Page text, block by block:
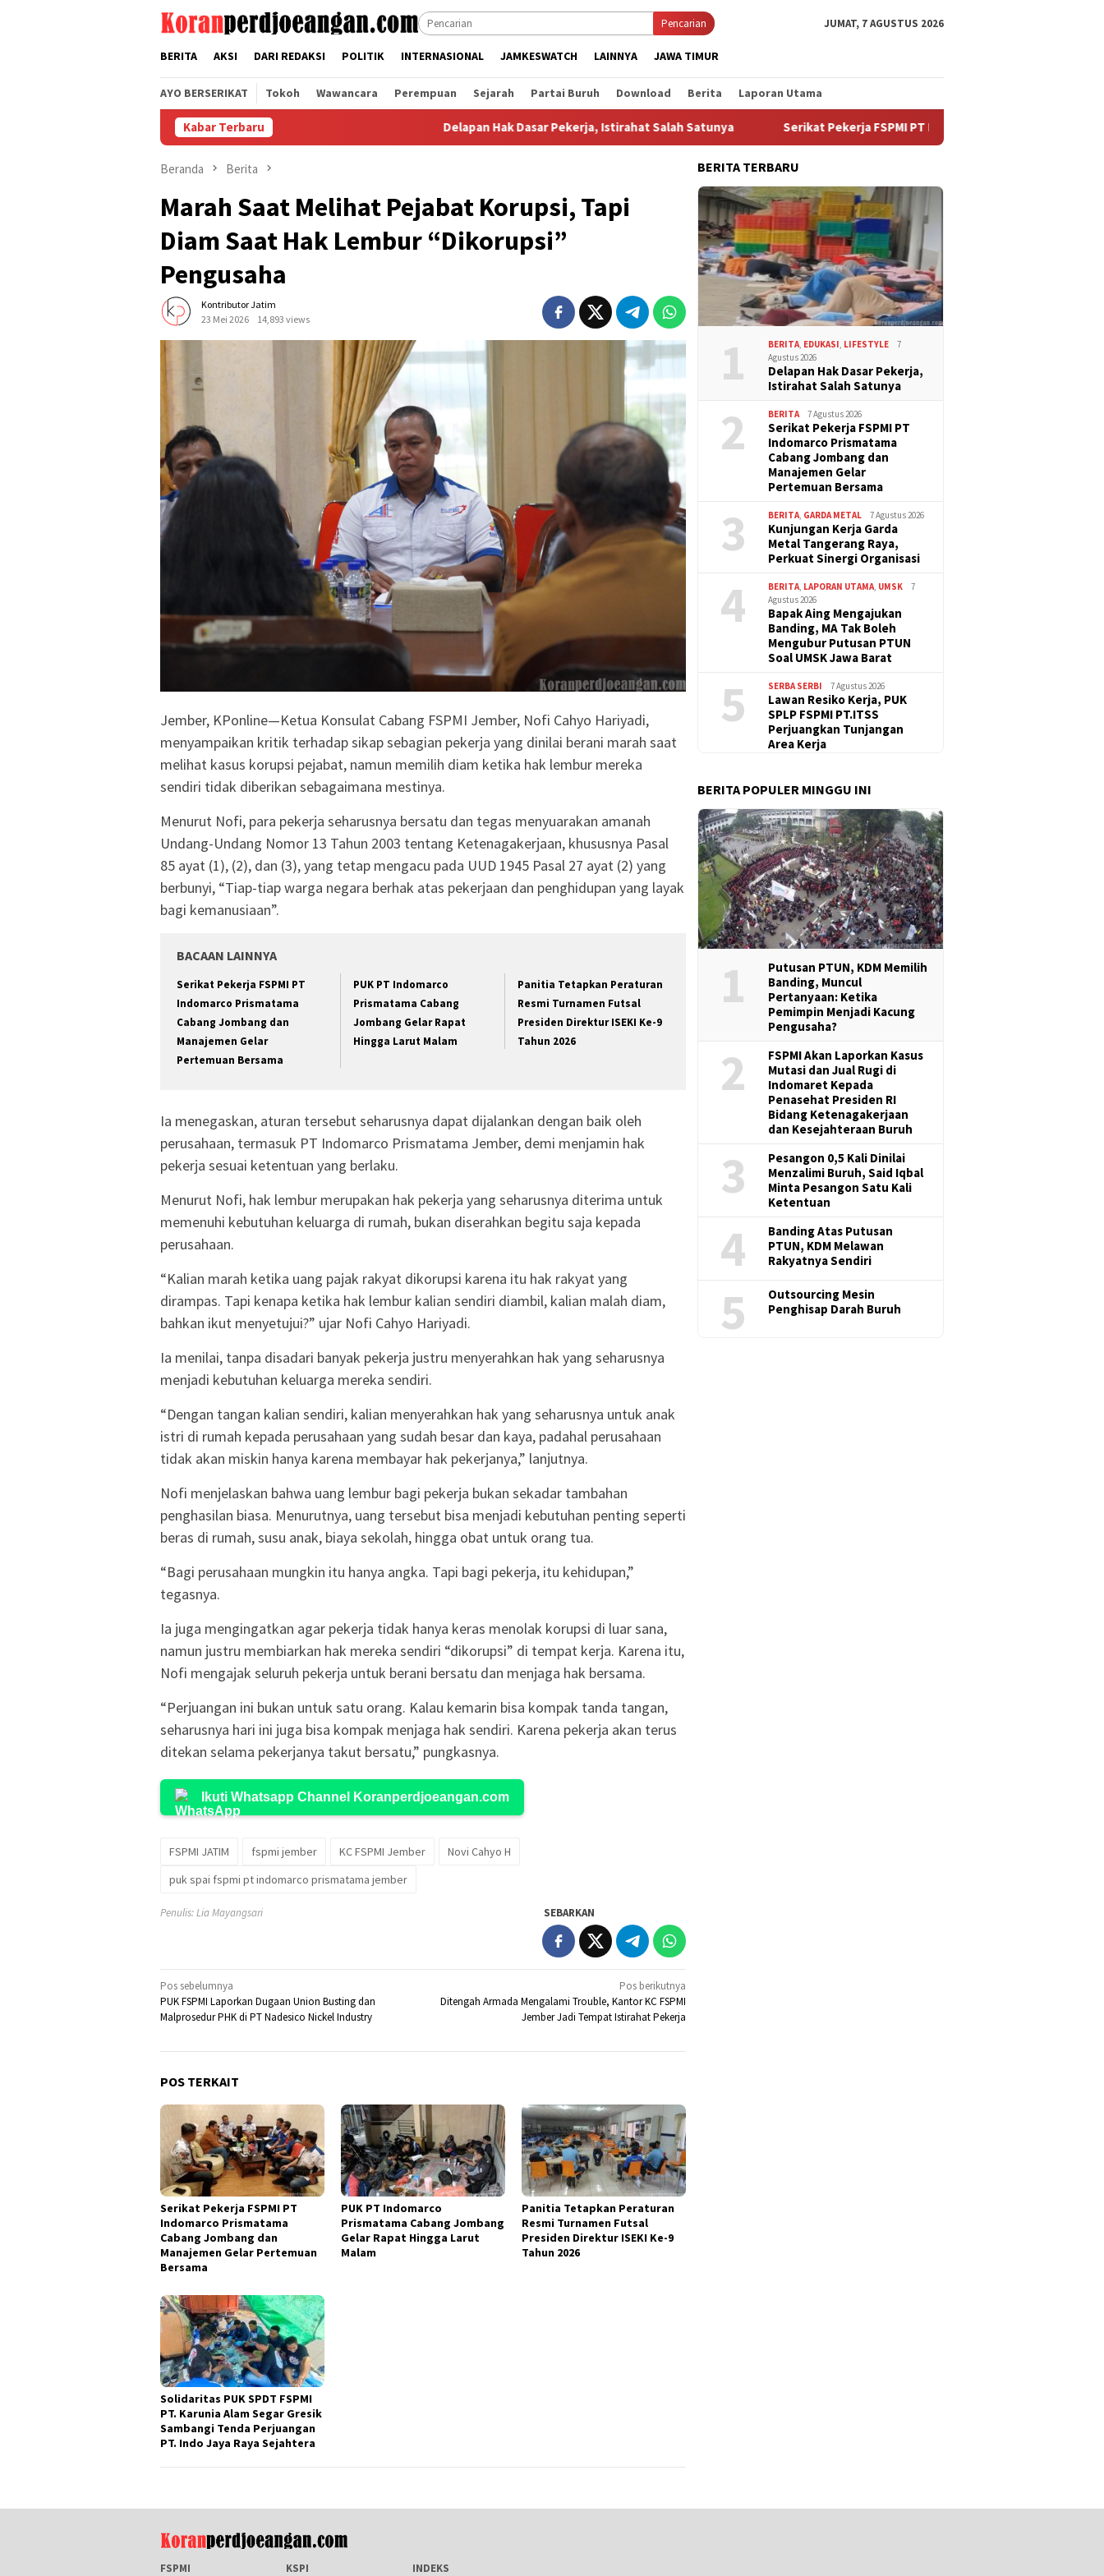
Pencarian JUMAT, 7 AGUSTUS 2026
BERITA AKSI DARI REDAKSI POLITIK INTERNASIONAL JAMKESWATCH LAINNYA JAWA TIMUR
AYO BERSERIKAT Tokoh Wawancara Perempuan Sejarah Partai Buruh Download Berita Laporan Utama
Kabar Terbaru Delapan Hak Dasar Pekerja, Istirahat Salah Satunya Serikat Pekerja FSPMI PT Indomarco Prismatama Cabang Jombang
Beranda Berita
Marah Saat Melihat Pejabat Korupsi, Tapi
Diam Saat Hak Lembur “Dikorupsi”
Pengusaha
Kontributor Jatim
23 Mei 2026
14,893 views
Jember, KPonline—Ketua Konsulat Cabang FSPMI Jember, Nofi Cahyo Hariyadi,
menyampaikan kritik terhadap sikap sebagian pekerja yang dinilai berani marah saat
melihat kasus korupsi pejabat, namun memilih diam ketika hak lembur mereka
sendiri tidak diberikan sebagaimana mestinya.
Menurut Nofi, para pekerja seharusnya bersatu dan tegas menyuarakan amanah
Undang-Undang Nomor 13 Tahun 2003 tentang Ketenagakerjaan, khususnya Pasal
85 ayat (1), (2), dan (3), yang tetap mengacu pada UUD 1945 Pasal 27 ayat (2) yang
berbunyi, “Tiap-tiap warga negara berhak atas pekerjaan dan penghidupan yang layak
bagi kemanusiaan”.
BACAAN LAINNYA
Serikat Pekerja FSPMI PT
Indomarco Prismatama
Cabang Jombang dan
Manajemen Gelar
Pertemuan Bersama
PUK PT Indomarco
Prismatama Cabang
Jombang Gelar Rapat
Hingga Larut Malam
Panitia Tetapkan Peraturan
Resmi Turnamen Futsal
Presiden Direktur ISEKI Ke-9
Tahun 2026
Ia menegaskan, aturan tersebut seharusnya dapat dijalankan dengan baik oleh
perusahaan, termasuk PT Indomarco Prismatama Jember, demi menjamin hak
pekerja sesuai ketentuan yang berlaku.
Menurut Nofi, hak lembur merupakan hak pekerja yang seharusnya diterima untuk
memenuhi kebutuhan keluarga di rumah, bukan diserahkan begitu saja kepada
perusahaan.
“Kalian marah ketika uang pajak rakyat dikorupsi karena itu hak rakyat yang
dirampas. Tapi kenapa ketika hak lembur kalian sendiri diambil, kalian malah diam,
bahkan ikut menyetujui?” ujar Nofi Cahyo Hariyadi.
Ia menilai, tanpa disadari banyak pekerja justru menyerahkan hak yang seharusnya
menjadi kebutuhan keluarga mereka sendiri.
“Dengan tangan kalian sendiri, kalian menyerahkan hak yang seharusnya untuk anak
istri di rumah kepada perusahaan yang sudah besar dan kaya, padahal perusahaan
tidak akan miskin hanya karena membayar hak pekerjanya,” lanjutnya.
Nofi menjelaskan bahwa uang lembur bagi pekerja bukan sekadar tambahan
penghasilan biasa. Menurutnya, uang tersebut bisa menjadi kebutuhan penting seperti
beras di rumah, susu anak, biaya sekolah, hingga obat untuk orang tua.
“Bagi perusahaan mungkin itu hanya angka. Tapi bagi pekerja, itu kehidupan,”
tegasnya.
Ia juga mengingatkan agar pekerja tidak hanya keras menolak korupsi di luar sana,
namun justru membiarkan hak mereka sendiri “dikorupsi” di tempat kerja. Karena itu,
Nofi mengajak seluruh pekerja untuk berani bersatu dan menjaga hak bersama.
“Perjuangan ini bukan untuk satu orang. Kalau kemarin bisa kompak tanda tangan,
seharusnya hari ini juga bisa kompak menjaga hak sendiri. Karena pekerja akan terus
ditekan selama pekerjanya takut bersatu,” pungkasnya.
Ikuti Whatsapp Channel Koranperdjoeangan.com
FSPMI JATIM fspmi jember KC FSPMI Jember
Novi Cahyo H
puk spai fspmi pt indomarco prismatama jember
Penulis: Lia Mayangsari SEBARKAN
Navigasi
pos
Pos sebelumnya
PUK FSPMI Laporkan Dugaan Union Busting dan
Malprosedur PHK di PT Nadesico Nickel Industry
Pos berikutnya
Ditengah Armada Mengalami Trouble, Kantor KC FSPMI
Jember Jadi Tempat Istirahat Pekerja
POS TERKAIT
Serikat Pekerja FSPMI PT
Indomarco Prismatama
Cabang Jombang dan
Manajemen Gelar Pertemuan
Bersama
PUK PT Indomarco
Prismatama Cabang Jombang
Gelar Rapat Hingga Larut
Malam
Panitia Tetapkan Peraturan
Resmi Turnamen Futsal
Presiden Direktur ISEKI Ke-9
Tahun 2026
Solidaritas PUK SPDT FSPMI
PT. Karunia Alam Segar Gresik
Sambangi Tenda Perjuangan
PT. Indo Jaya Raya Sejahtera
BERITA TERBARU
1 BERITA EDUKASI LIFESTYLE
7
Agustus 2026
Delapan Hak Dasar Pekerja,
Istirahat Salah Satunya
2 BERITA 7 Agustus 2026
Serikat Pekerja FSPMI PT
Indomarco Prismatama
Cabang Jombang dan
Manajemen Gelar
Pertemuan Bersama
3 BERITA GARDA METAL 7 Agustus 2026
Kunjungan Kerja Garda
Metal Tangerang Raya,
Perkuat Sinergi Organisasi
4 BERITA LAPORAN UTAMA UMSK
7
Agustus 2026
Bapak Aing Mengajukan
Banding, MA Tak Boleh
Mengubur Putusan PTUN
Soal UMSK Jawa Barat
5 SERBA SERBI 7 Agustus 2026
Lawan Resiko Kerja, PUK
SPLP FSPMI PT.ITSS
Perjuangkan Tunjangan
Area Kerja
BERITA POPULER MINGGU INI
1
Putusan PTUN, KDM Memilih
Banding, Muncul
Pertanyaan: Ketika
Pemimpin Menjadi Kacung
Pengusaha?
2
FSPMI Akan Laporkan Kasus
Mutasi dan Jual Rugi di
Indomaret Kepada
Penasehat Presiden RI
Bidang Ketenagakerjaan
dan Kesejahteraan Buruh
3
Pesangon 0,5 Kali Dinilai
Menzalimi Buruh, Said Iqbal
Minta Pesangon Satu Kali
Ketentuan
4
Banding Atas Putusan
PTUN, KDM Melawan
Rakyatnya Sendiri
5
Outsourcing Mesin
Penghisap Darah Buruh
FSPMI KSPI INDEKS